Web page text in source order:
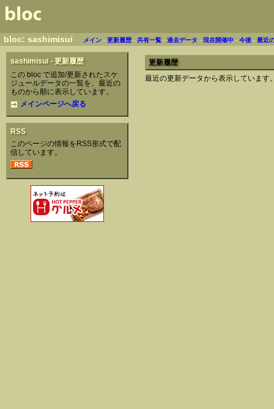
bloc: sashimisui メイン -更新履歴 -共有一覧 -過去データ -現在開催中 -今後 -最近
sashimisui - 更新履歴
この bloc で追加/更新されたスケ
ジュールデータの一覧を、最近の
ものから順に表示しています。
メインページへ戻る
RSS
このページの情報をRSS形式で配
信しています。
更新履歴
最近の更新データから表示しています